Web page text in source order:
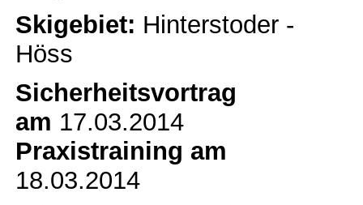
Skigebiet: Hinterstoder -
Höss
Sicherheitsvortrag
am 17.03.2014
Praxistraining am
18.03.2014